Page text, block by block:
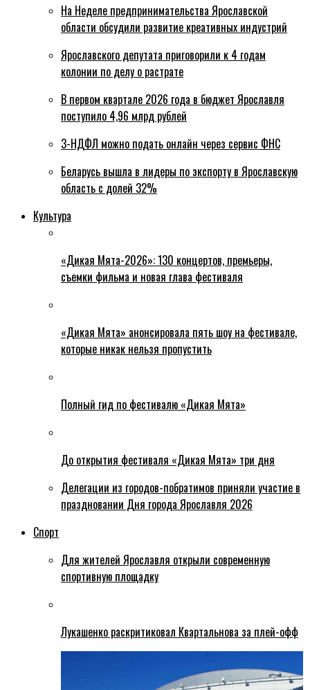
На Неделе предпринимательства Ярославской
области обсудили развитие креативных индустрий
Ярославского депутата приговорили к 4 годам
колонии по делу о растрате
В первом квартале 2026 года в бюджет Ярославля
поступило 4,96 млрд рублей
3-НДФЛ можно подать онлайн через сервис ФНС
Беларусь вышла в лидеры по экспорту в Ярославскую
область с долей 32%
Культура
«Дикая Мята-2026»: 130 концертов, премьеры,
съемки фильма и новая глава фестиваля
«Дикая Мята» анонсировала пять шоу на фестивале,
которые никак нельзя пропустить
Полный гид по фестивалю «Дикая Мята»
До открытия фестиваля «Дикая Мята» три дня
Делегации из городов-побратимов приняли участие в
праздновании Дня города Ярославля 2026
Спорт
Для жителей Ярославля открыли современную
спортивную площадку
Лукашенко раскритиковал Квартальнова за плей-офф